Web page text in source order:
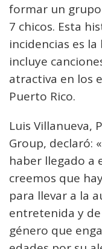
formar un grupo
7 chicos. Esta
incidencias es
incluye
atractiva en los
Puerto Rico.
Luis Villanueva,
Group, declaró:
haber llegado a
creemos que
para llevar a la
entretenida y
género que